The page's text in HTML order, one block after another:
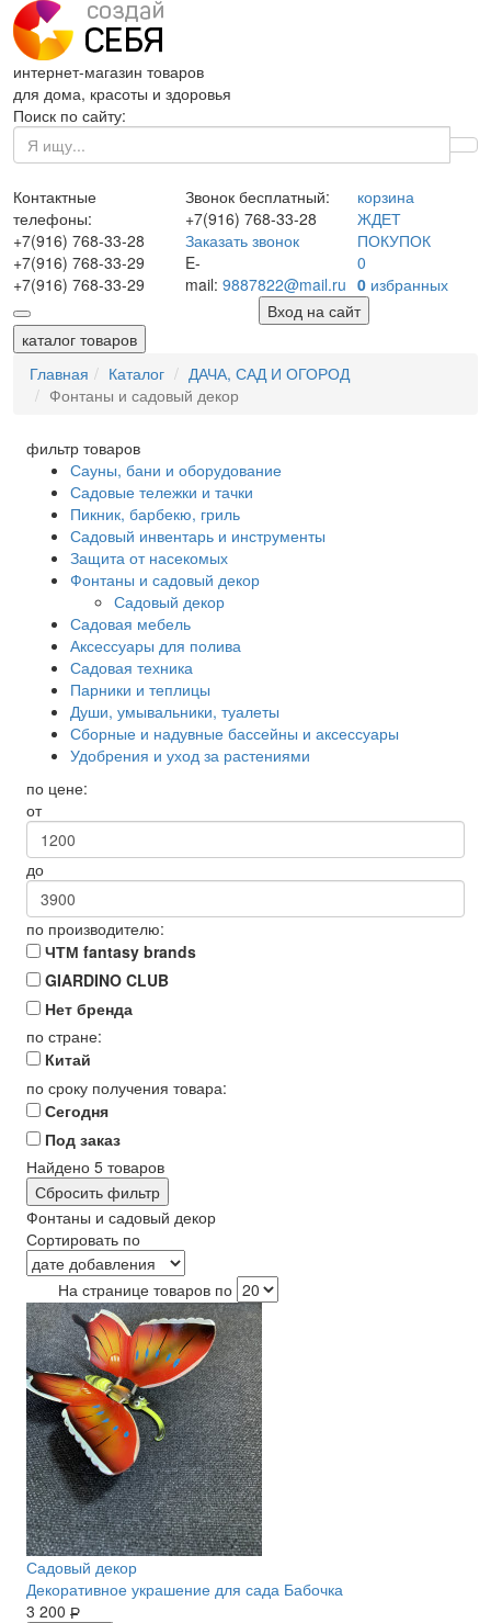
интернет-магазин товаров
для дома, красоты и здоровья
Поиск по сайту:
Контактные
телефоны:
+7(916) 768-33-28
+7(916) 768-33-29
+7(916) 768-33-29
Звонок бесплатный:
+7(916) 768-33-28
Заказать звонок
E-
mail: 9887822@mail.ru
корзина
ЖДЕТ
ПОКУПОК
0
0избранных
Вход на сайт
каталог товаров
Главная
Каталог
ДАЧА, САД И ОГОРОД
Фонтаны и садовый декор
фильтр товаров
Сауны, бани и оборудование
Садовые тележки и тачки
Пикник, барбекю, гриль
Садовый инвентарь и инструменты
Защита от насекомых
Фонтаны и садовый декор
Садовый декор
Садовая мебель
Аксессуары для полива
Садовая техника
Парники и теплицы
Души, умывальники, туалеты
Сборные и надувные бассейны и аксессуары
Удобрения и уход за растениями
по цене:
от
до
по производителю:
ЧТМ fantasy brands
GIARDINO CLUB
Нет бренда
по стране:
Китай
по сроку получения товара:
Сегодня
Под заказ
Найдено 5 товаров
Сбросить фильтр
Фонтаны и садовый декор
Сортировать по
На странице товаров по
Садовый декор
Декоративное украшение для сада Бабочка
3 200 Р